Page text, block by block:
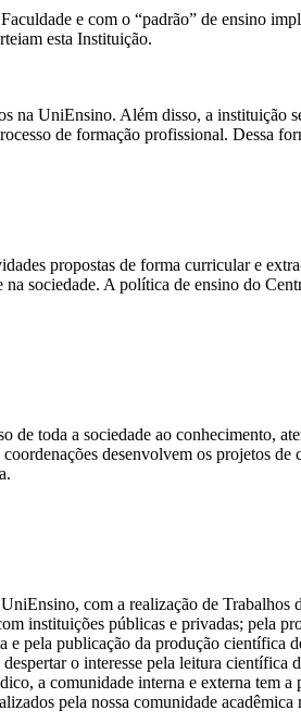
e com o “padrão” de ensino
esta Instituição.
na UniEnsino. Além disso, a instituição
de formação profissional. Dessa
propostas de forma curricular e
na sociedade. A política de ensino do
de toda a sociedade ao conhecimento,
desenvolvem os projetos de
com a realização de Trabalhos
instituições públicas e privadas; pela
e pela publicação da produção
o interesse pela leitura
a comunidade interna e externa tem
pela nossa comunidade acadêmica